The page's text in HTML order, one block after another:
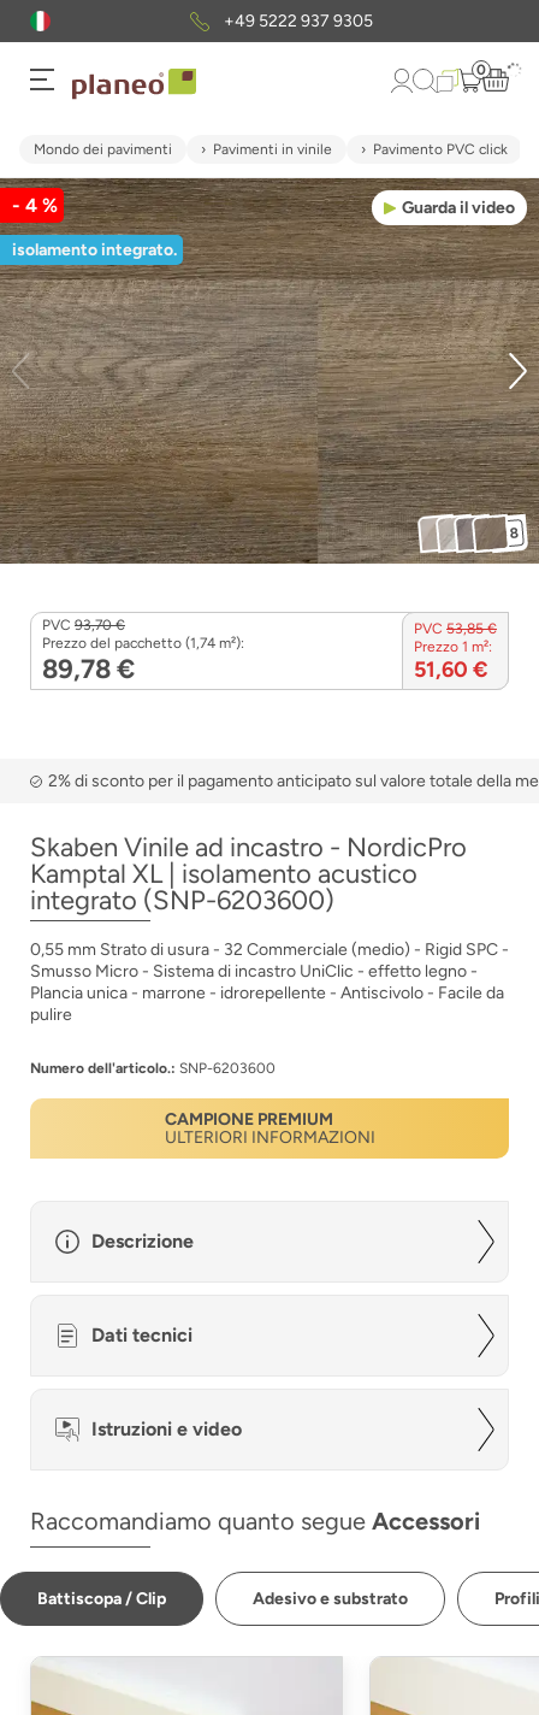
+49 5222 937 9305
0
Mondo dei pavimenti Pavimenti in vinile Pavimento PVC click
Guarda il video
+8
- 4 %
isolamento integrato.
PVC 93,70 €
Prezzo del pacchetto (1,74 m²):
89,78 €
PVC 53,85 €
Prezzo 1 m²:
51,60 €
2% di sconto per il pagamento anticipato sul valore totale della
Skaben Vinile ad incastro - NordicPro
Kamptal XL | isolamento acustico
integrato (SNP-6203600)
0,55 mm Strato di usura - 32 Commerciale (medio) - Rigid SPC -
Smusso Micro - Sistema di incastro UniClic - effetto legno -
Plancia unica - marrone - idrorepellente - Antiscivolo - Facile da
pulire
Numero dell'articolo.: SNP-6203600
CAMPIONE PREMIUM
ULTERIORI INFORMAZIONI
Descrizione
Dati tecnici
Istruzioni e video
Raccomandiamo quanto segue Accessori
Battiscopa / Clip Adesivo e substrato Profili